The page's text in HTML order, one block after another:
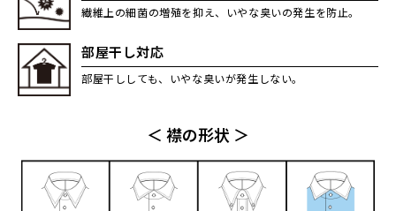
繊維上の細菌の増殖を抑え、いやな臭いの発生を防止。
部屋干し対応
部屋干ししても、いやな臭いが発生しない。
＜ 襟の形状 ＞